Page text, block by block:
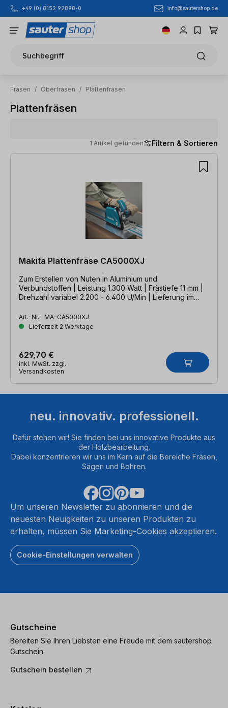
Zum Hauptinhalt springen
+49 (0) 8152 92898-0 info@sautershop.de
Suchbegriff
Fräsen / Oberfräsen / Plattenfräsen
Plattenfräsen
1 Artikel gefunden Filtern & Sortieren
1 Artikel gefunden
Makita Plattenfräse CA5000XJ
Zum Erstellen von Nuten in Aluminium und
Verbundstoffen | Leistung 1.300 Watt | Frästiefe 11 mm |
Drehzahl variabel 2.200 - 6.400 U/Min | Lieferung im
Art.-Nr.: MA-CA5000XJ
Lieferzeit 2 Werktage
629,70 €
inkl. MwSt. zzgl.
Versandkosten
neu. innovativ. professionell.
Dafür stehen wir! Sie finden bei uns innovative Produkte aus
der Holzbearbeitung.
Dabei konzentrieren wir uns im Kern auf die Bereiche Fräsen,
Sägen und Bohren.
Um unseren Newsletter zu abonnieren und die
neuesten Neuigkeiten zu unseren Produkten zu
erhalten, müssen Sie Marketing-Cookies akzeptieren.
Cookie-Einstellungen verwalten
Gutscheine
Bereiten Sie Ihren Liebsten eine Freude mit dem sautershop
Gutschein.
Gutschein bestellen